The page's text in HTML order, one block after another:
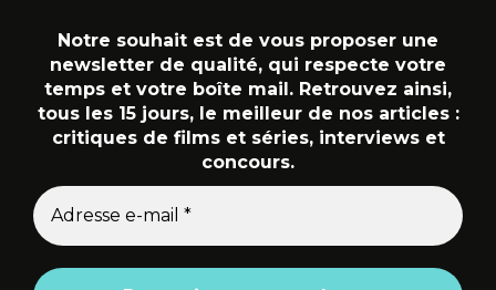
Notre souhait est de vous proposer une
newsletter de qualité, qui respecte votre
temps et votre boîte mail. Retrouvez ainsi,
tous les 15 jours, le meilleur de nos articles :
critiques de films et séries, interviews et
concours.